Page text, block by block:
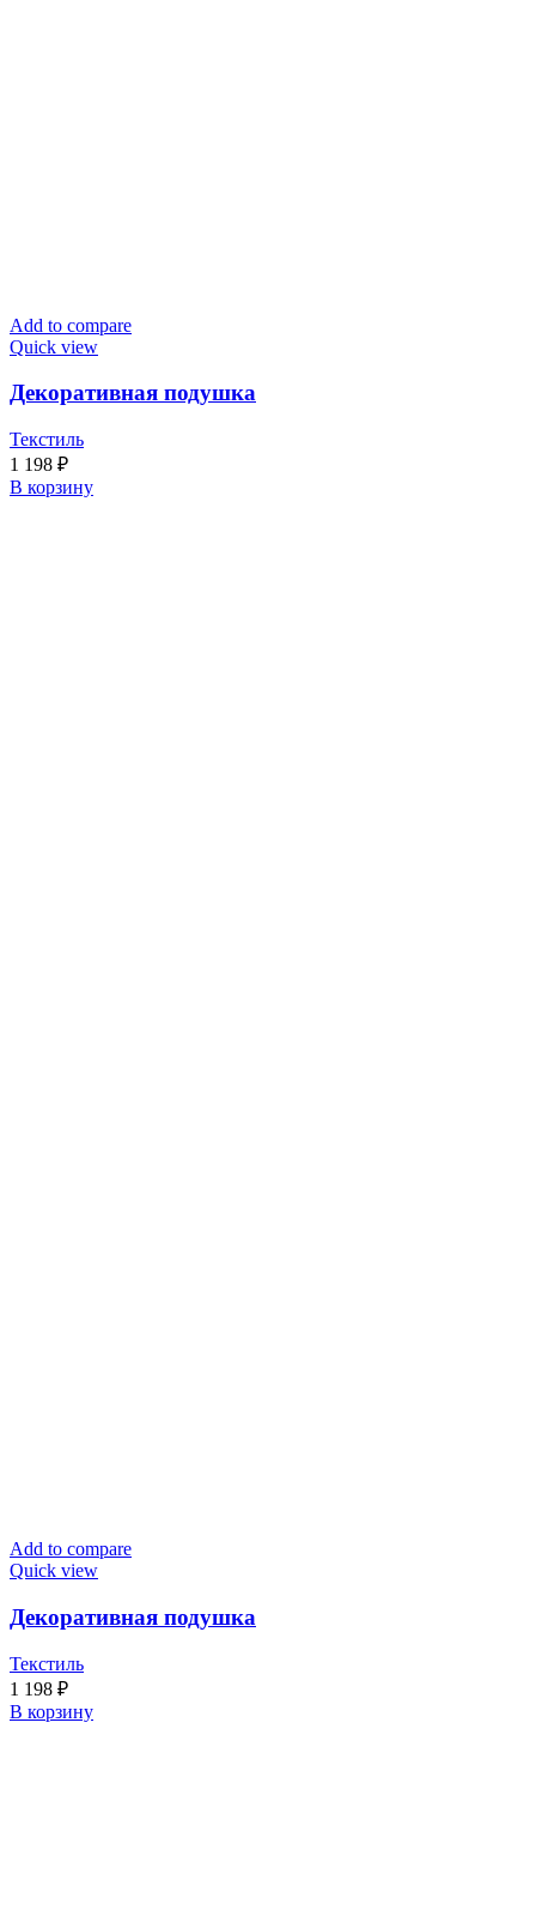
Add to compare
Quick view
Декоративная подушка
Текстиль
1 198 ₽
В корзину
Add to compare
Quick view
Декоративная подушка
Текстиль
1 198 ₽
В корзину